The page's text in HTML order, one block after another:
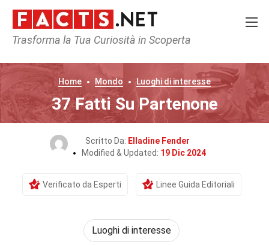
Trasforma la Tua Curiosità in Scoperta
Home Mondo Luoghi di interesse
37 Fatti Su Partenone
Scritto Da: Elladine Fender
Modified & Updated: 19 Dic 2024
Verificato da Esperti Linee Guida Editoriali
Luoghi di interesse